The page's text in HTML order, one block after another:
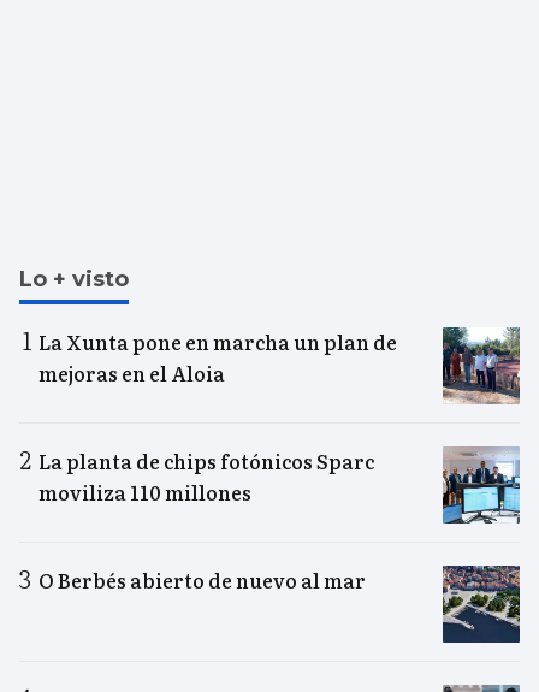
Lo + visto
La Xunta pone en marcha un plan de
mejoras en el Aloia
La planta de chips fotónicos Sparc
moviliza 110 millones
O Berbés abierto de nuevo al mar